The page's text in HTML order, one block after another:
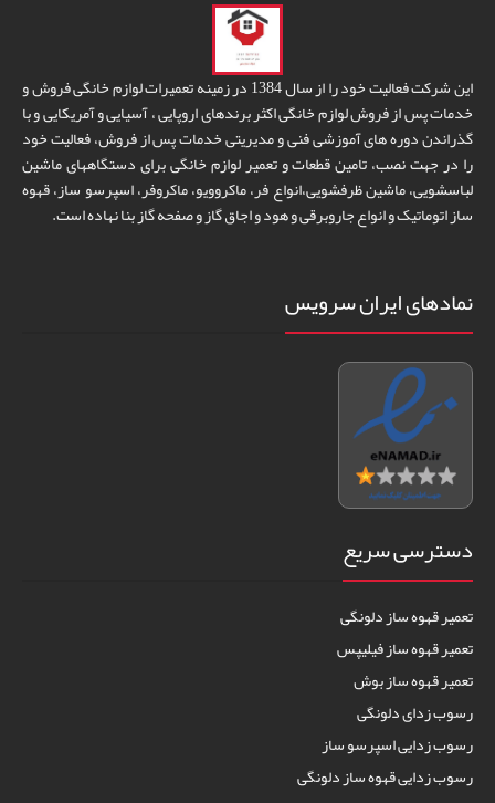
این شرکت فعالیت خود را از سال 1384 در زمینه تعمیرات لوازم خانگی فروش و
خدمات پس از فروش لوازم خانگی اکثر برندهای اروپایی ، آسیایی و آمریکایی و با
گذراندن دوره های آموزشی فنی و مدیریتی خدمات پس از فروش، فعالیت خود
را در جهت نصب، تامین قطعات و تعمیر لوازم خانگی برای دستگاههای ماشین
لباسشویی، ماشین ظرفشویی،انواع فر، ماکروویو، ماکروفر، اسپرسو ساز، قهوه
ساز اتوماتیک و انواع جاروبرقی و هود و اجاق گاز و صفحه گاز بنا نهاده است.
نمادهای ایران سرویس
دسترسی سریع
تعمیر قهوه ساز دلونگی
تعمیر قهوه ساز فیلیپس
تعمیر قهوه ساز بوش
رسوب زدای دلونگی
رسوب زدایی اسپرسو ساز
رسوب زدایی قهوه ساز دلونگی